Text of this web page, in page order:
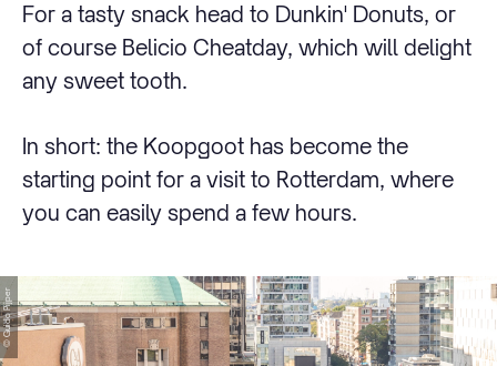
For a tasty snack head to Dunkin' Donuts, or
of course Belicio Cheatday, which will delight
any sweet tooth.
In short: the Koopgoot has become the
starting point for a visit to Rotterdam, where
you can easily spend a few hours.
© Guido Pijper